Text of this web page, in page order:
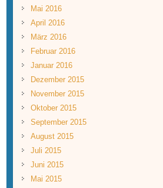
Mai 2016
April 2016
März 2016
Februar 2016
Januar 2016
Dezember 2015
November 2015
Oktober 2015
September 2015
August 2015
Juli 2015
Juni 2015
Mai 2015